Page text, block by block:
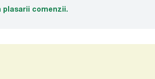
plasarii comenzii.